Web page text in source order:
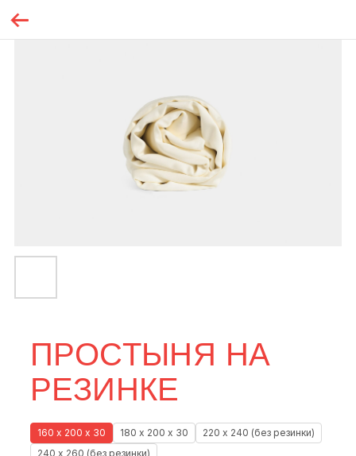
ПРОСТЫНЯ НА
РЕЗИНКЕ
160 х 200 х 30 180 х 200 х 30
220 х 240 (без резинки)
240 х 260 (без резинки)